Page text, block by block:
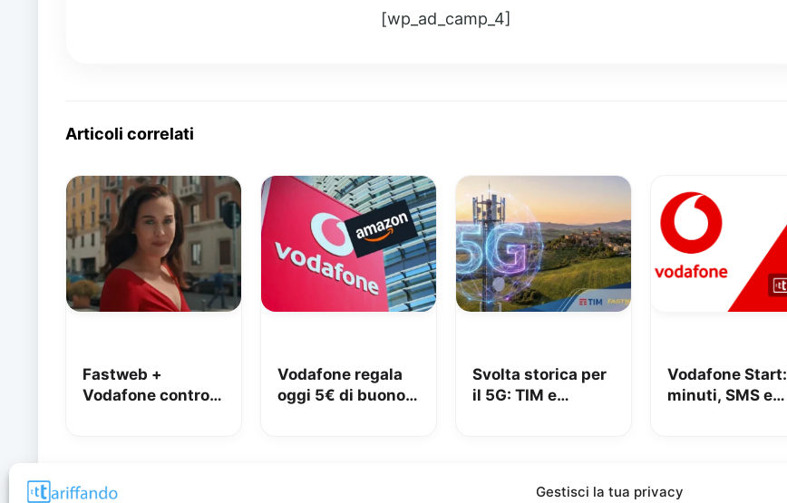
Gestisci la tua privacy
[wp_ad_camp_4]
Articoli correlati
Fastweb +
Vodafone contro
Vodafone regala
oggi 5€ di buono
Svolta storica per
il 5G: TIM e
Vodafone Start:
minuti, SMS e